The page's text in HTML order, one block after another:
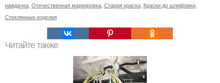
наждачка Отечественная маркировка Старая краска Краски до шлифовки
Стеклянные изделия
Читайте также